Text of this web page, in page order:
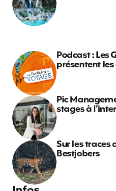
Podcast : Les
présentent
Pic
stages à
Sur les traces
Bestjobers